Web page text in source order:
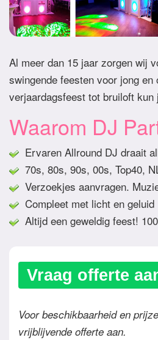
Al meer dan 15 jaar zorgen wij
swingende feesten voor jong en
verjaardagsfeest tot bruiloft kun
Waarom DJ
Ervaren Allround DJ draait
70s, 80s, 90s, 00s, Top40,
Verzoekjes aanvragen.
Compleet met licht en geluid
Altijd een geweldig feest!
Vraag offerte
Voor beschikbaarheid en
vrijblijvende offerte aan.